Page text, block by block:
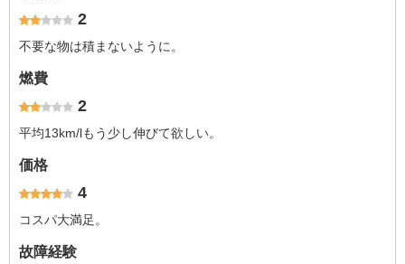
2
不要な物は積まないように。
燃費
2
平均13km/lもう少し伸びて欲しい。
価格
4
コスパ大満足。
故障経験